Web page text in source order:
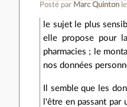
Posté par Marc Quinton
le sujet le plus
elle propose pour
pharmacies ; le
nos données
Il semble que les
l'être en passant